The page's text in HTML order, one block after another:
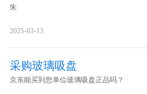
朱
2025-03-13
采购玻璃吸盘
京东能买到您单位玻璃吸盘正品吗？